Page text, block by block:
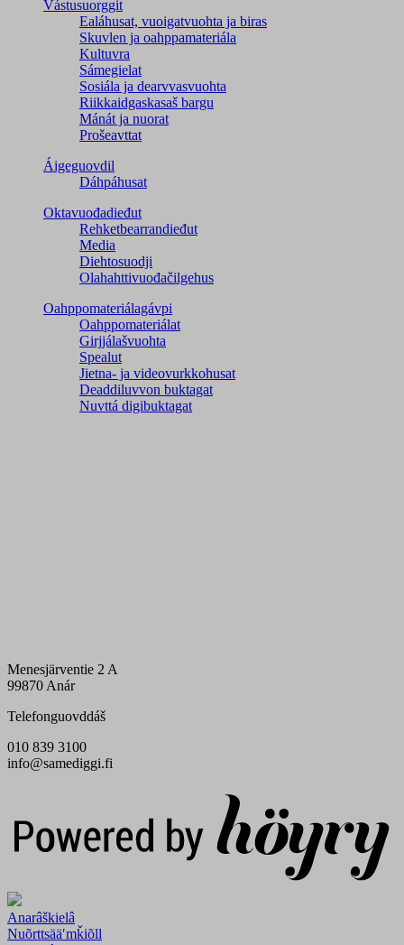
Vástusuorggit
Ealáhusat, vuoigatvuohta ja biras
Skuvlen ja oahppamateriála
Kultuvra
Sámegielat
Sosiála ja dearvvasvuohta
Riikkaidgaskasaš bargu
Mánát ja nuorat
Prošeavttat
Áigeguovdil
Dáhpáhusat
Oktavuođadieđut
Rehketbearrandieđut
Media
Diehtosuodji
Olahahttivuođačilgehus
Oahppomateriálagávpi
Oahppomateriálat
Girjjálašvuohta
Spealut
Jietna- ja videovurkkohusat
Deaddiluvvon buktagat
Nuvttá digibuktagat
Menesjärventie 2 A
99870 Anár
Telefonguovddáš
010 839 3100
info@samediggi.fi
Anarâškielâ
Nuõrttsääʹmǩiõll